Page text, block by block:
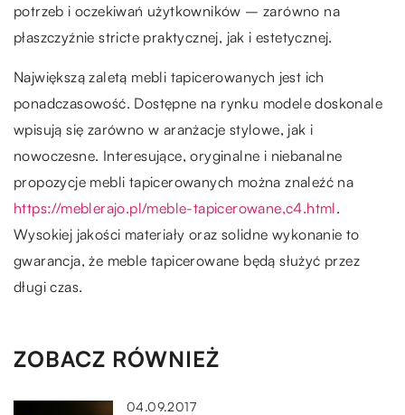
potrzeb i oczekiwań użytkowników – zarówno na
płaszczyźnie stricte praktycznej, jak i estetycznej.
Największą zaletą mebli tapicerowanych jest ich
ponadczasowość. Dostępne na rynku modele doskonale
wpisują się zarówno w aranżacje stylowe, jak i
nowoczesne. Interesujące, oryginalne i niebanalne
propozycje mebli tapicerowanych można znaleźć na
https://meblerajo.pl/meble-tapicerowane,c4.html.
Wysokiej jakości materiały oraz solidne wykonanie to
gwarancja, że meble tapicerowane będą służyć przez
długi czas.
ZOBACZ RÓWNIEŻ
04.09.2017